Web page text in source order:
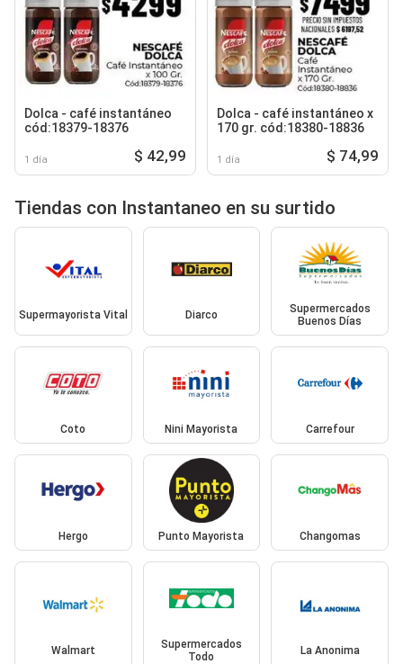
Dolca - café instantáneo
cód:18379-18376
1 día $ 42,99
Dolca - café instantáneo x
170 gr. cód:18380-18836
1 día $ 74,99
Tiendas con Instantaneo en su surtido
Supermayorista Vital Diarco
Supermercados
Buenos Días
Coto Nini Mayorista Carrefour
Hergo Punto Mayorista Changomas
Walmart
Supermercados
Todo
La Anonima